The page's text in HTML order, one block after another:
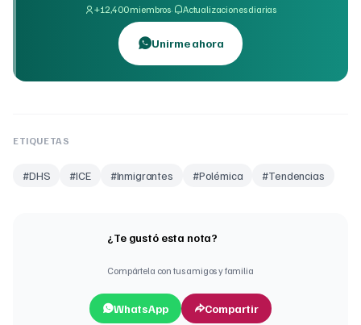
+12,400 miembros· Actualizaciones diarias
Unirme ahora
ETIQUETAS
#DHS #ICE #Inmigrantes #Polémica #Tendencias
¿Te gustó esta nota?
Compártela con tus amigos y familia
WhatsApp Compartir